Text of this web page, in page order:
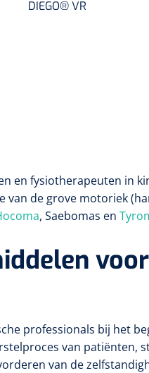
DIEGO® VR
en fysiotherapeuten in
van de grove motoriek
, Saebomas en
professionals bij het
van patiënten,
van de